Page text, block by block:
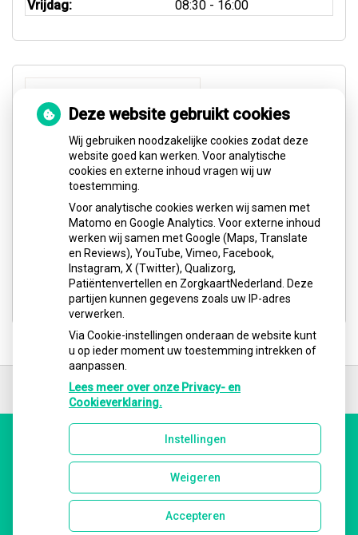
Vrijdag:
08:30 - 16:00
de
Uw Zorg Online|Beheer
Cookie-instellingen
Deze website gebruikt cookies
Wij gebruiken noodzakelijke cookies zodat deze
website goed kan werken. Voor analytische
cookies en externe inhoud vragen wij uw
toestemming.
Voor analytische cookies werken wij samen met
Matomo en Google Analytics. Voor externe inhoud
werken wij samen met Google (Maps, Translate
en Reviews), YouTube, Vimeo, Facebook,
Instagram, X (Twitter), Qualizorg,
Patiëntenvertellen en ZorgkaartNederland. Deze
partijen kunnen gegevens zoals uw IP-adres
verwerken.
Via Cookie-instellingen onderaan de website kunt
u op ieder moment uw toestemming intrekken of
aanpassen.
Lees meer over onze Privacy- en
Cookieverklaring.
Instellingen
Weigeren
Accepteren